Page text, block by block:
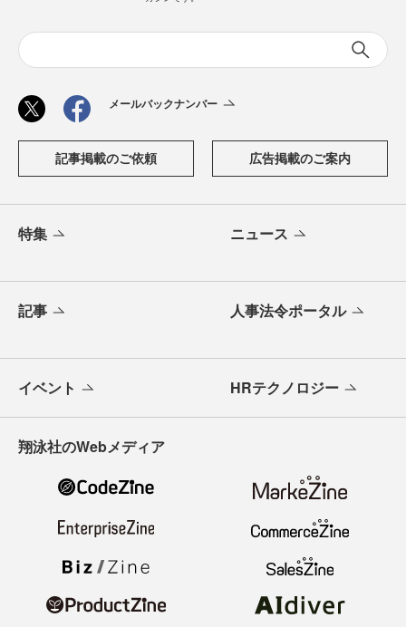
メールバックナンバー
記事掲載のご依頼 広告掲載のご案内
特集 ニュース
記事 人事法令ポータル
イベント HRテクノロジー
翔泳社のWebメディア